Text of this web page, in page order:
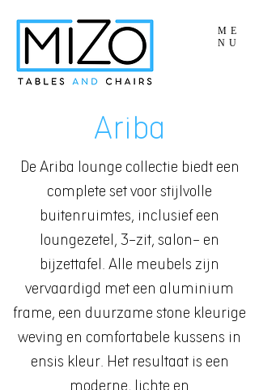
ME
NU
Ariba
De Ariba lounge collectie biedt een
complete set voor stijlvolle
buitenruimtes, inclusief een
loungezetel, 3-zit, salon- en
bijzettafel. Alle meubels zijn
vervaardigd met een aluminium
frame, een duurzame stone kleurige
weving en comfortabele kussens in
ensis kleur. Het resultaat is een
moderne, lichte en